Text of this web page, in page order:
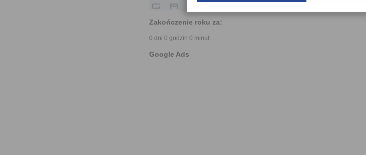
Zakończenie roku za:
0 dni 0 godzin 0 minut
Google Ads